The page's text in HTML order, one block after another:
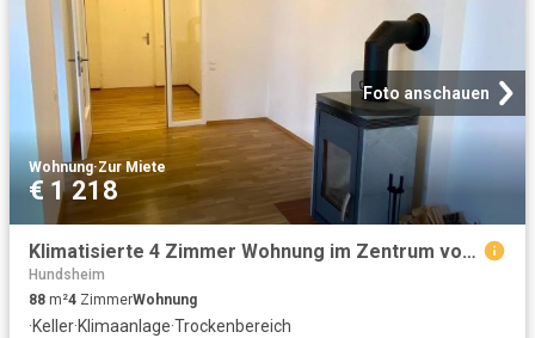
Foto anschauen
Wohnung·Zur Miete
€ 1 218
Klimatisierte 4 Zimmer Wohnung im Zentrum von Hainburg provisionsfrei
Hundsheim
88 m²4 ZimmerWohnung
·Keller·Klimaanlage·Trockenbereich